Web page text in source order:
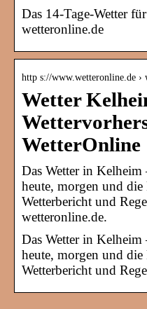
Das 14-Tage-Wetter
wetteronline.de
http s://www.wetteronline.de ›
Wetter
WetterOnline
Das Wetter in Kelheim
heute, morgen und
Wetterbericht und
wetteronline.de.
Das Wetter in Kelheim
heute, morgen und
Wetterbericht und